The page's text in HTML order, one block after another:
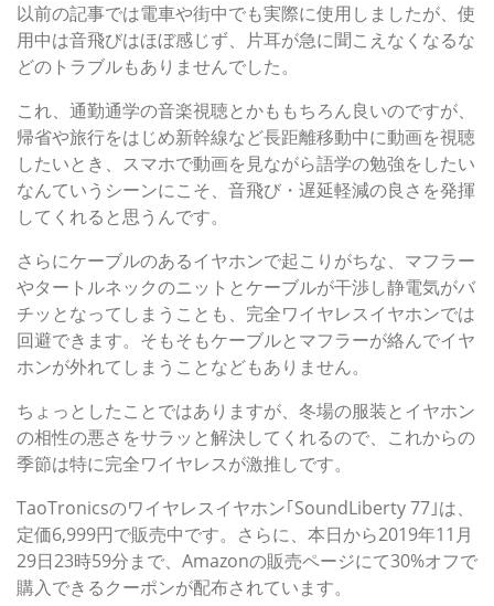
以前の記事では電車や街中でも実際に使用しましたが、使
用中は音飛びはほぼ感じず、片耳が急に聞こえなくなるな
どのトラブルもありませんでした。
これ、通勤通学の音楽視聴とかももちろん良いのですが、
帰省や旅行をはじめ新幹線など長距離移動中に動画を視聴
したいとき、スマホで動画を見ながら語学の勉強をしたい
なんていうシーンにこそ、音飛び・遅延軽減の良さを発揮
してくれると思うんです。
さらにケーブルのあるイヤホンで起こりがちな、マフラー
やタートルネックのニットとケーブルが干渉し静電気がバ
チッとなってしまうことも、完全ワイヤレスイヤホンでは
回避できます。そもそもケーブルとマフラーが絡んでイヤ
ホンが外れてしまうことなどもありません。
ちょっとしたことではありますが、冬場の服装とイヤホン
の相性の悪さをサラッと解決してくれるので、これからの
季節は特に完全ワイヤレスが激推しです。
TaoTronicsのワイヤレスイヤホン｢SoundLiberty 77｣は、
定価6,999円で販売中です。さらに、本日から2019年11月
29日23時59分まで、Amazonの販売ページにて30%オフで
購入できるクーポンが配布されています。